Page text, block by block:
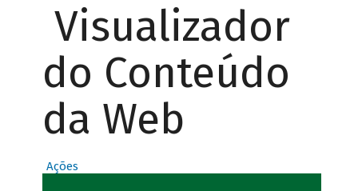
Visualizador
do Conteúdo
da Web
Ações